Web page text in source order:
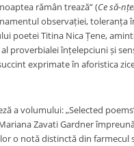
rămân trează” (Ce să-
observației, toleranța
poetei Titina Nica Țene,
proverbialei înțelepciuni și
exprimate în aforistica
a volumului: „Selected
Zavati Gardner
o notă distinctă din